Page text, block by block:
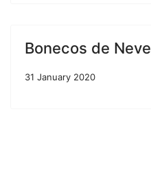
Bonecos de Neve
31 January 2020